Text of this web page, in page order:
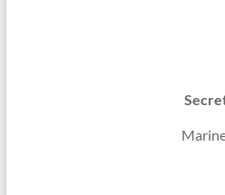
Secretar